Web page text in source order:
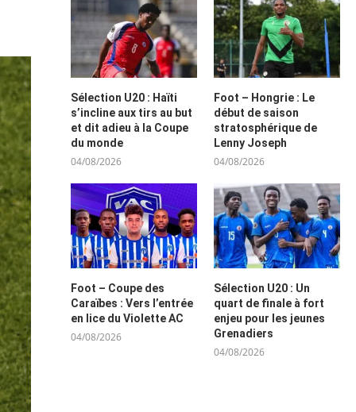
Sélection U20 : Haïti
s’incline aux tirs au but
et dit adieu à la Coupe
du monde
04/08/2026
Foot – Hongrie : Le
début de saison
stratosphérique de
Lenny Joseph
04/08/2026
Foot – Coupe des
Caraïbes : Vers l’entrée
en lice du Violette AC
04/08/2026
Sélection U20 : Un
quart de finale à fort
enjeu pour les jeunes
Grenadiers
04/08/2026